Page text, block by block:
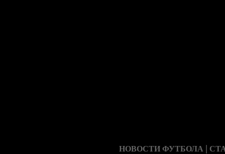
НОВОСТИ ФУТБОЛА |